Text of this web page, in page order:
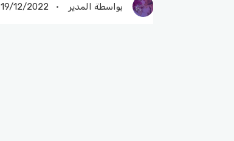
بواسطة المدير 19/12/2022